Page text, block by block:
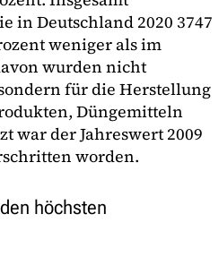
in Deutschland 2020 3747
weniger als im
wurden nicht
für die Herstellung
Düngemitteln
war der Jahreswert 2009
worden.
höchsten